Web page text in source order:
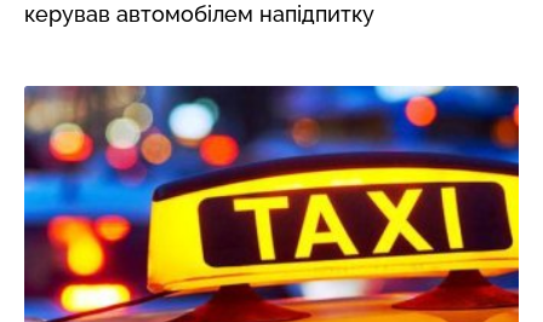
керував автомобілем напідпитку